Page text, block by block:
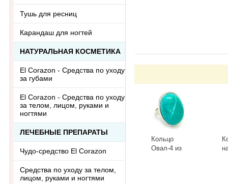
Кольцо
Овал-4 из
Тушь для ресниц
Карандаш для ногтей
НАТУРАЛЬНАЯ КОСМЕТИКА
El Corazon - Средства по уходу
за губами
El Corazon - Средства по уходу
за телом, лицом, руками и
ногтями
ЛЕЧЕБНЫЕ ПРЕПАРАТЫ
Чудо-средство El Corazon
Средства по уходу за телом,
лицом, руками и ногтями